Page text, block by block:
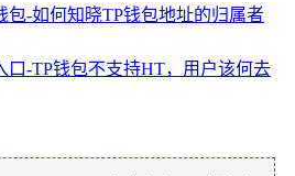
包-如何知晓TP钱包地址的归属者
口-TP钱包不支持HT，用户该何去